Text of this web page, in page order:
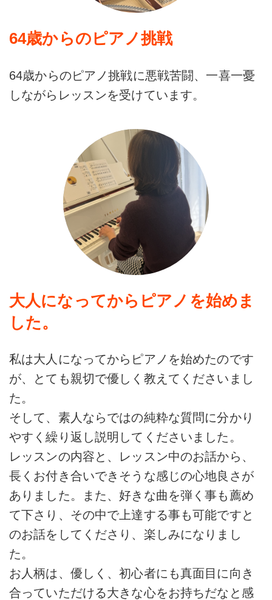
64歳からのピアノ挑戦
64歳からのピアノ挑戦に悪戦苦闘、一喜一憂
しながらレッスンを受けています。
大人になってからピアノを始めま
した。
私は大人になってからピアノを始めたのです
が、とても親切で優しく教えてくださいまし
た。
そして、素人ならではの純粋な質問に分かり
やすく繰り返し説明してくださいました。
レッスンの内容と、レッスン中のお話から、
長くお付き合いできそうな感じの心地良さが
ありました。また、好きな曲を弾く事も薦め
て下さり、その中で上達する事も可能ですと
のお話をしてくださり、楽しみになりまし
た。
お人柄は、優しく、初心者にも真面目に向き
合っていただける大きな心をお持ちだなと感